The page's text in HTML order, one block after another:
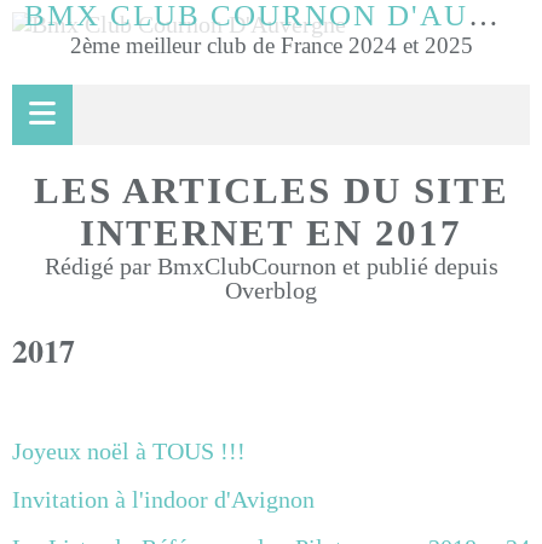
BMX CLUB COURNON D'AUVERGNE
2ème meilleur club de France 2024 et 2025
LES ARTICLES DU SITE
INTERNET EN 2017
Rédigé par BmxClubCournon et publié depuis
Overblog
2017
Joyeux noël à TOUS !!!
Invitation à l'indoor d'Avignon